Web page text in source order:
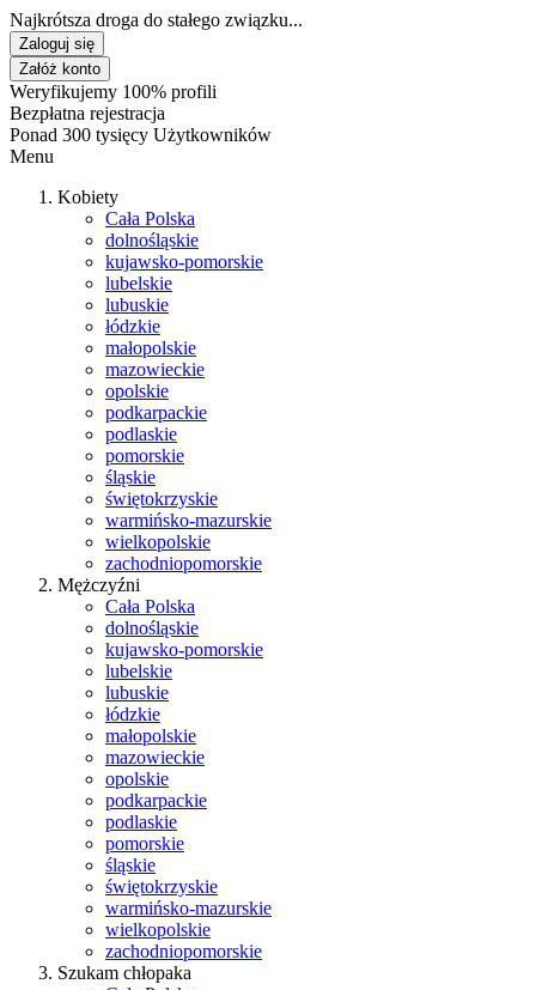
Najkrótsza droga do stałego związku...
Zaloguj się
Załóż konto
Weryfikujemy 100% profili
Bezpłatna rejestracja
Ponad 300 tysięcy Użytkowników
Menu
Kobiety
Cała Polska
dolnośląskie
kujawsko-pomorskie
lubelskie
lubuskie
łódzkie
małopolskie
mazowieckie
opolskie
podkarpackie
podlaskie
pomorskie
śląskie
świętokrzyskie
warmińsko-mazurskie
wielkopolskie
zachodniopomorskie
Mężczyźni
Cała Polska
dolnośląskie
kujawsko-pomorskie
lubelskie
lubuskie
łódzkie
małopolskie
mazowieckie
opolskie
podkarpackie
podlaskie
pomorskie
śląskie
świętokrzyskie
warmińsko-mazurskie
wielkopolskie
zachodniopomorskie
Szukam chłopaka